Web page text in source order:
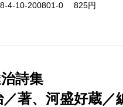
4-10-200801-0 825円
詩集
著、河盛好蔵／